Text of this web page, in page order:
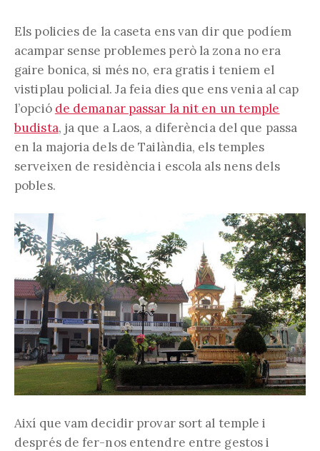
Els policies de la caseta ens van dir que podíem
acampar sense problemes però la zona no era
gaire bonica, si més no, era gratis i teniem el
vistiplau policial. Ja feia dies que ens venia al cap
l’opció de demanar passar la nit en un temple
budista, ja que a Laos, a diferència del que passa
en la majoria dels de Tailàndia, els temples
serveixen de residència i escola als nens dels
pobles.
Així que vam decidir provar sort al temple i
després de fer-nos entendre entre gestos i